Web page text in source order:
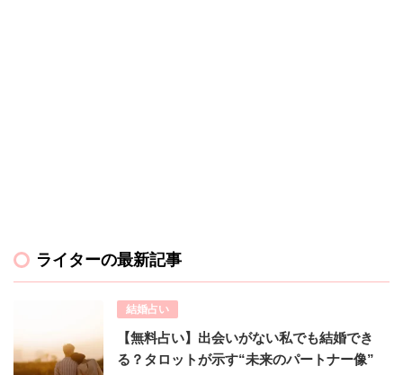
ライターの最新記事
結婚占い
【無料占い】出会いがない私でも結婚でき
る？タロットが示す“未来のパートナー像”